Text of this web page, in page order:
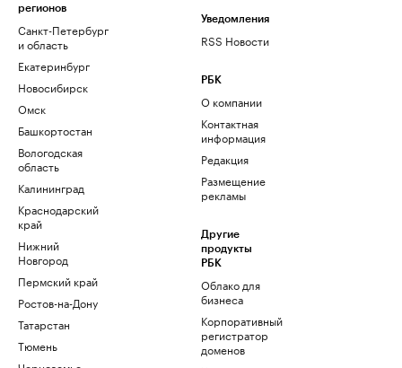
регионов
Санкт-Петербург
и область
Екатеринбург
Новосибирск
Омск
Башкортостан
Вологодская
область
Калининград
Краснодарский
край
Нижний
Новгород
Пермский край
Ростов-на-Дону
Татарстан
Тюмень
Уведомления
RSS Новости
РБК
О компании
Контактная
информация
Редакция
Размещение
рекламы
Другие
продукты
РБК
Облако для
бизнеса
Корпоративный
регистратор
доменов